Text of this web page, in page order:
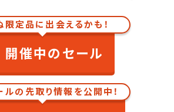
限定品に出会えるかも！
開催中のセール
ルの先取り情報を公開中！